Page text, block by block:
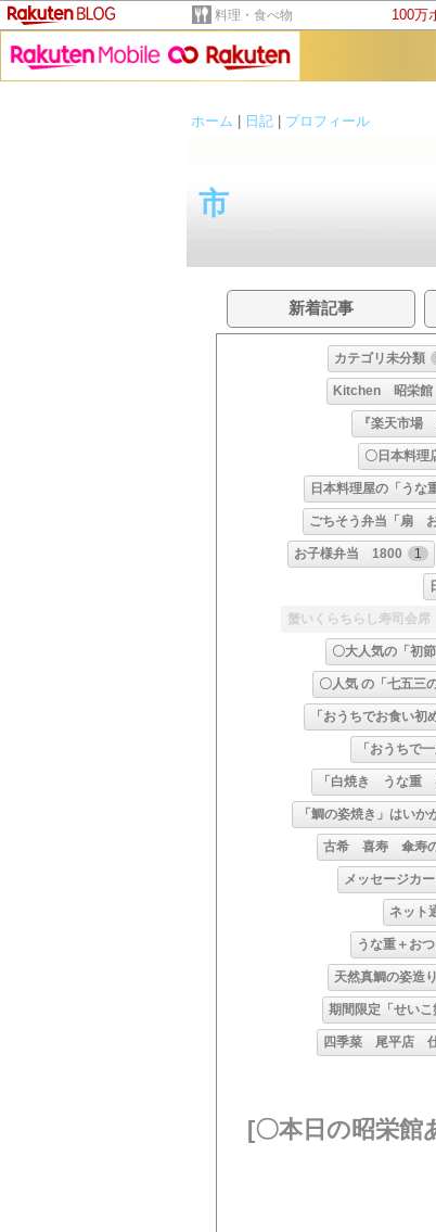
料理・食べ物 100万
ホーム
日記 プロフィール
市 阿下
新着記事
カテゴリ未分類
Kitchen 昭栄
『楽天市場
〇日本料理
日本料理屋の「うな
ごちそう弁当「扇
お子様弁当 1800 1
蟹いくらちらし寿司会
〇大人気の「初
〇人気 の「七五三
「おうちでお食い初
「おうちで
「白焼き うな重
「鯛の姿焼き」はいか
古希 喜寿 傘寿
メッセージカ
ネット
うな重＋お
天然真鯛の姿造り
期間限定「せいこ
四季菜 尾平店
[〇本日の昭栄